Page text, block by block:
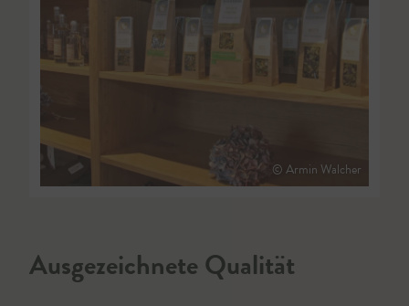
© Armin Walcher
Ausgezeichnete Qualität